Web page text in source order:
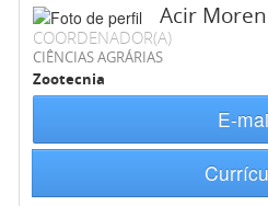
Acir
COORDENADOR(A)
CIÊNCIAS AGRÁRIAS
Zootecnia
E-